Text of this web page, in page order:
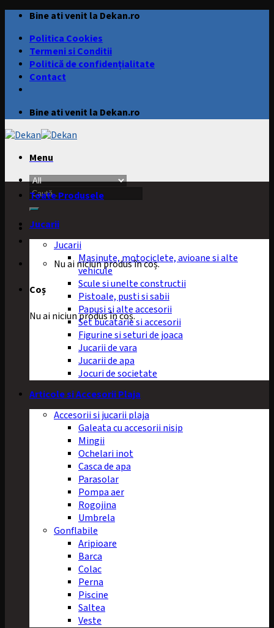
Skip
content
Bine ati venit la Dekan.ro
Politica Cookies
Termeni si Conditii
Politică de confidențialitate
Contact
Bine ati venit la Dekan.ro
Menu
Caută
după:
Nu ai niciun produs în coș.
Coș
Nu ai niciun produs în coș.
Toate Produsele
Jucarii
Jucarii
Masinute, motociclete, avioane si alte
vehicule
Scule si unelte constructii
Pistoale, pusti si sabii
Papusi si alte accesorii
Set bucatarie si accesorii
Figurine si seturi de joaca
Jucarii de vara
Jucarii de apa
Jocuri de societate
Articole si Accesorii Plaja
Accesorii si jucarii plaja
Galeata cu accesorii nisip
Mingii
Ochelari inot
Casca de apa
Parasolar
Pompa aer
Rogojina
Umbrela
Gonflabile
Aripioare
Barca
Colac
Perna
Piscine
Saltea
Veste